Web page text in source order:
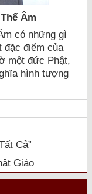
Âm
có những gì
đặc điểm của
một đức Phật,
hình tượng
Cả”
Giáo